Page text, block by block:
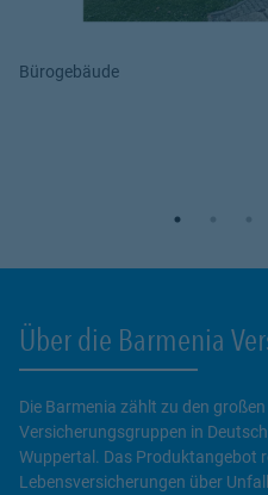
des Service zu, um
Bürogebäude
Über die Barmenia
Die Barmenia zählt zu den
Versicherungsgruppen in
Wuppertal. Das Produktangebot
Lebensversicherungen über